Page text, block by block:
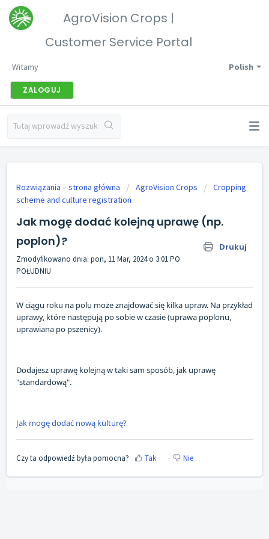
AgroVision Crops |
Customer Service Portal
Polish
Witamy
ZALOGUJ
Rozwiązania – strona główna AgroVision Crops
Cropping
scheme and culture registration
Jak mogę dodać kolejną uprawę (np.
poplon)?
Drukuj
Zmodyfikowano dnia: pon, 11 Mar, 2024 o 3:01 PO
POŁUDNIU
W ciągu roku na polu może znajdować się kilka upraw. Na przykład
uprawy, które następują po sobie w czasie (uprawa poplonu,
uprawiana po pszenicy).
Dodajesz uprawę kolejną w taki sam sposób, jak uprawę
"standardową".
Jak mogę dodać nową kulturę?
Czy ta odpowiedź była pomocna? Tak Nie